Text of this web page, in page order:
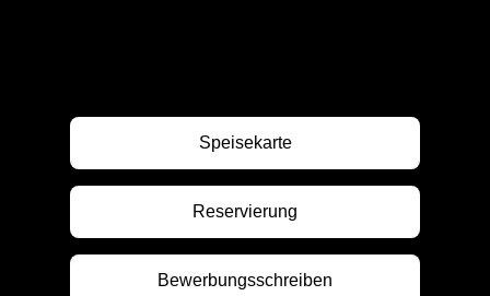
Speisekarte
Reservierung
Bewerbungsschreiben